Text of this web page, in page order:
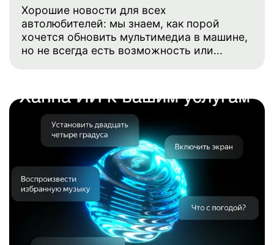
Хорошие новости для всех
автолюбителей: мы знаем, как порой
хочется обновить мультимедиа в машине,
но не всегда есть возможность или...